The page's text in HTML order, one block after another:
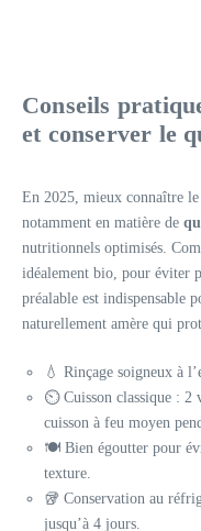
Conseils
et conserver le
En 2025, mieux connaître
notamment en matière de
nutritionnels optimisés.
idéalement bio, pour éviter
préalable est indispensable
naturellement amère qui
💧 Rinçage soigneux à
⏲️ Cuisson classique : 2
cuisson à feu moyen
🍽️ Bien égoutter pour
texture.
🥡 Conservation au
jusqu’à 4 jours.